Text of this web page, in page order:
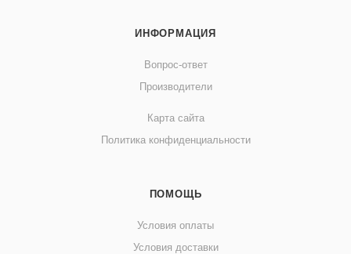
ИНФОРМАЦИЯ
Вопрос-ответ
Производители
Карта сайта
Политика конфиденциальности
ПОМОЩЬ
Условия оплаты
Условия доставки